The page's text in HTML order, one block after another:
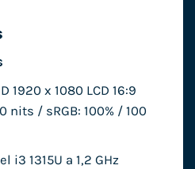
1920 x 1080 LCD 16:9
nits / sRGB: 100% / 100
i3 1315U a 1,2 GHz